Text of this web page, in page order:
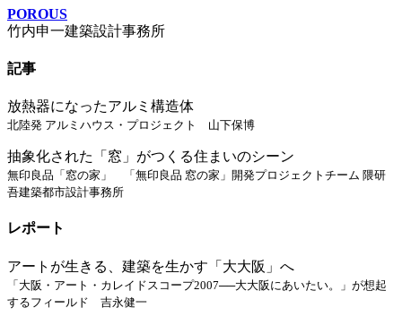
POROUS
竹内申一建築設計事務所
記事
放熱器になったアルミ構造体
北陸発 アルミハウス・プロジェクト 山下保博
抽象化された「窓」がつくる住まいのシーン
無印良品「窓の家」 「無印良品 窓の家」開発プロジェクトチーム 隈研
吾建築都市設計事務所
レポート
アートが生きる、建築を生かす「大大阪」へ
「大阪・アート・カレイドスコープ2007──大大阪にあいたい。」が想起
するフィールド 吉永健一